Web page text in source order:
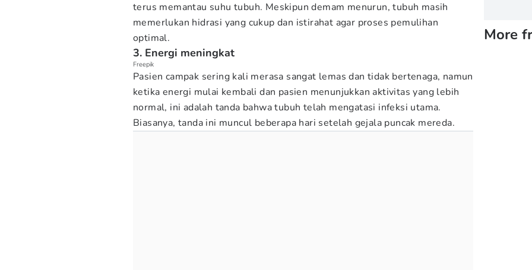
terus memantau suhu tubuh. Meskipun demam menurun, tubuh masih
memerlukan hidrasi yang cukup dan istirahat agar proses pemulihan
optimal.
3. Energi meningkat
Freepik
Pasien campak sering kali merasa sangat lemas dan tidak bertenaga, namun
ketika energi mulai kembali dan pasien menunjukkan aktivitas yang lebih
normal, ini adalah tanda bahwa tubuh telah mengatasi infeksi utama.
Biasanya, tanda ini muncul beberapa hari setelah gejala puncak mereda.
More